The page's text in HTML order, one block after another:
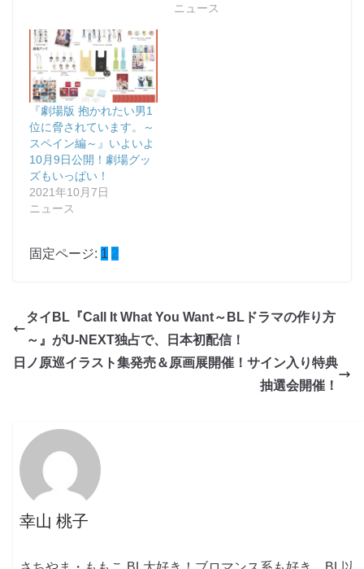
ニュース
『劇場版 抱かれたい男1
位に脅されています。～
スペイン編～』いよいよ
10月9日公開！劇場グッ
ズもいっぱい！
2021年10月7日
ニュース
固定ページ: 1 2
タイBL『Call It What You Want～BLドラマの作り方
～』がU-NEXT独占で、日本初配信！
日ノ原巡イラスト集発売＆原画展開催！サイン入り特典
抽選会開催！
幸山 桃子